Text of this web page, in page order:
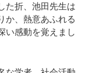
た折、池田先生は
か、熱意あふれる
い感動を覚えまし